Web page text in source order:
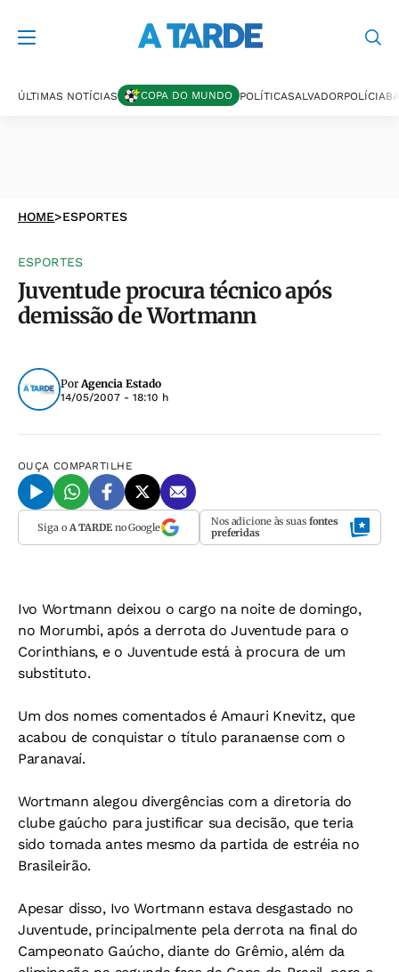
ÚLTIMAS NOTÍCIAS COPA DO MUNDO POLÍTICASALVADORPOLÍCIA
HOME>ESPORTES
ESPORTES
Juventude procura técnico após
demissão de Wortmann
PorAgencia Estado
14/05/2007 - 18:10 h
OUÇA COMPARTILHE
Siga o A TARDEno Google Nos adicione às suas fontes
preferidas
Ivo Wortmann deixou o cargo na noite de domingo,
no Morumbi, após a derrota do Juventude para o
Corinthians, e o Juventude está à procura de um
substituto.
Um dos nomes comentados é Amauri Knevitz, que
acabou de conquistar o título paranaense com o
Paranavaí.
Wortmann alegou divergências com a diretoria do
clube gaúcho para justificar sua decisão, que teria
sido tomada antes mesmo da partida de estréia no
Brasileirão.
Apesar disso, Ivo Wortmann estava desgastado no
Juventude, principalmente pela derrota na final do
Campeonato Gaúcho, diante do Grêmio, além da